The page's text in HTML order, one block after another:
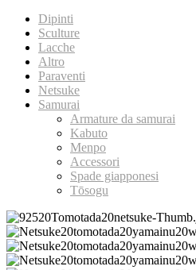
Dipinti
Sculture
Lacche
Altro
Paraventi
Netsuke
Samurai
Armature da samurai
Kabuto
Menpo
Accessori
Spade giapponesi
Tōsogu